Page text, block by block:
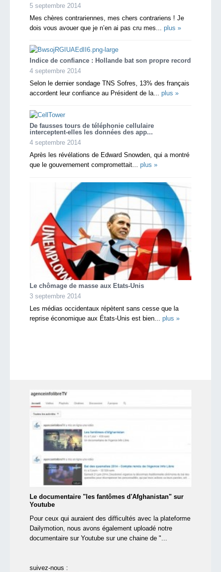
5 septembre 2014
Mes chères contrariennes, mes chers contrariens ! Je
dois vous avouer que je n’en ai pas cru mes... plus »
Indice de confiance : Hollande bat son propre record
4 septembre 2014
Selon le dernier sondage TNS Sofres, 13% des français
accordent leur confiance au Président de la... plus »
De fausses tours de téléphonie cellulaire
interceptent-elles les données des app...
4 septembre 2014
Après les révélations de Edward Snowden, qui a montré
que le gouvernement compromettait... plus »
Le chômage de masse aux Etats-Unis
3 septembre 2014
Les médias occidentaux répètent sans cesse que la
reprise économique aux États-Unis est bien... plus »
Le documentaire "les fantômes d'Afghanistan" sur
Youtube
Pour ceux qui auraient des difficultés avec la plateforme
Dailymotion, nous avons également uploadé notre
documentaire sur Youtube sur une chaine de "...
suivez-nous :